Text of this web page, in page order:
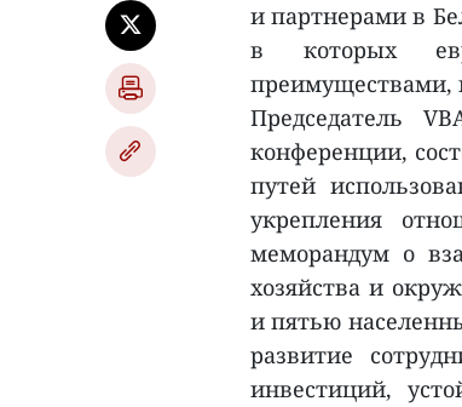
и партнерами в
в которых
преимуществами,
Председатель
конференции,
путей
укрепления
меморандум о
хозяйства и
и пятью
развитие
инвестиций,